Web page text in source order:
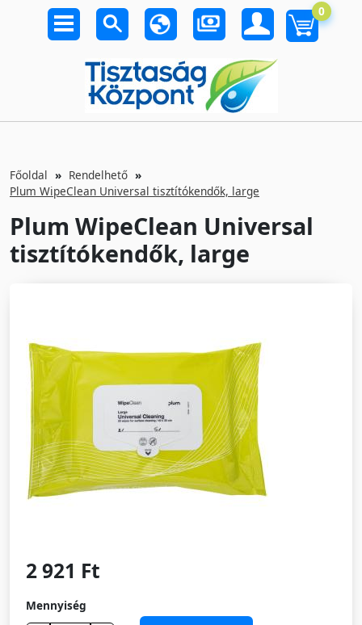
0
Főoldal
Rendelhető
Plum WipeClean Universal tisztítókendők, large
Plum WipeClean Universal
tisztítókendők, large
2 921 Ft
Mennyiség